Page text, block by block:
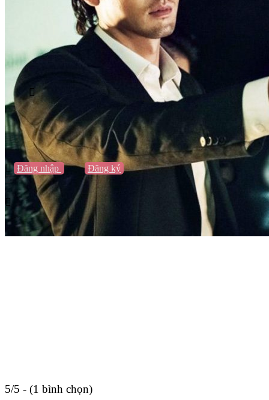
Vũng Tàu
Nha Trang
Đà Lạt
Cần Thơ
Quy Nhơn
Sách / Truyện
Lifestyle
Giải trí
Thương hiệu
Tạo thương hiệu
Đăng nhập hoặc Đăng ký
Tạo thương hiệu
5/5 - (1 bình chọn)